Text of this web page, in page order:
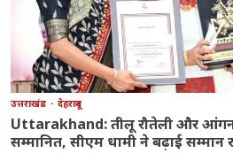
उत्तराखंड देहरादून
Uttarakhand: तीलू रौतेली और
सम्मानित, सीएम धामी ने बढ़ाई सम्मान